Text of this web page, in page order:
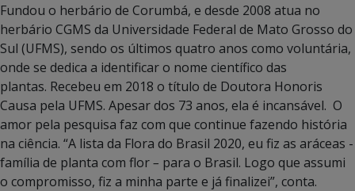
Fundou o herbário de Corumbá, e desde 2008 atua no
herbário CGMS da Universidade Federal de Mato Grosso do
Sul (UFMS), sendo os últimos quatro anos como voluntária,
onde se dedica a identificar o nome científico das
plantas. Recebeu em 2018 o título de Doutora Honoris
Causa pela UFMS. Apesar dos 73 anos, ela é incansável. O
amor pela pesquisa faz com que continue fazendo história
na ciência. “A lista da Flora do Brasil 2020, eu fiz as aráceas -
família de planta com flor– para o Brasil. Logo que assumi
o compromisso, fiz a minha parte e já finalizei”, conta.